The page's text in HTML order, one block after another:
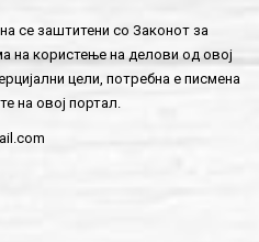
се заштитени со Законот за
на користење на делови од овој
цели, потребна е писмена
на овој портал.